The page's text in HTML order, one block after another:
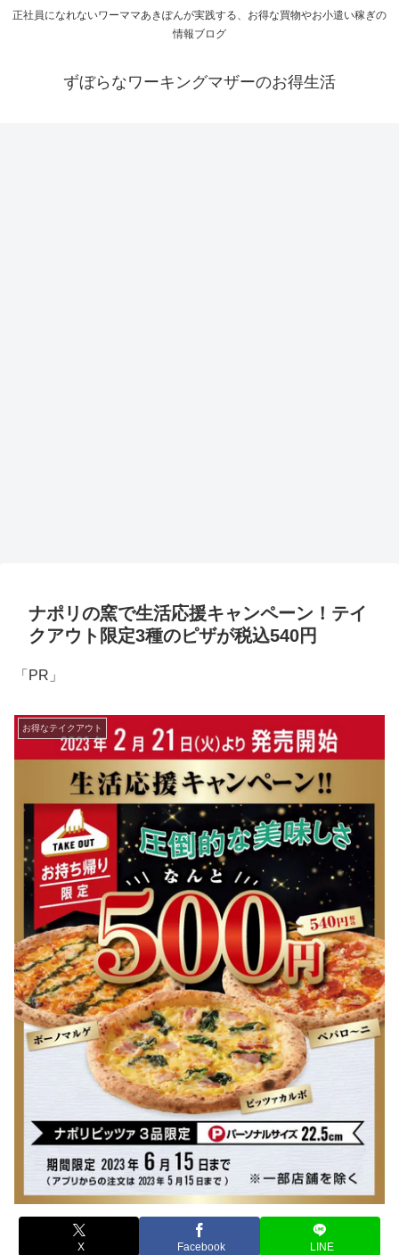
正社員になれないワーママあきぽんが実践する、お得な買物やお小遣い稼ぎの
情報ブログ
ずぼらなワーキングマザーのお得生活
ナポリの窯で生活応援キャンペーン！テイ
クアウト限定3種のピザが税込540円
「PR」
お得なテイクアウト
X Facebook LINE